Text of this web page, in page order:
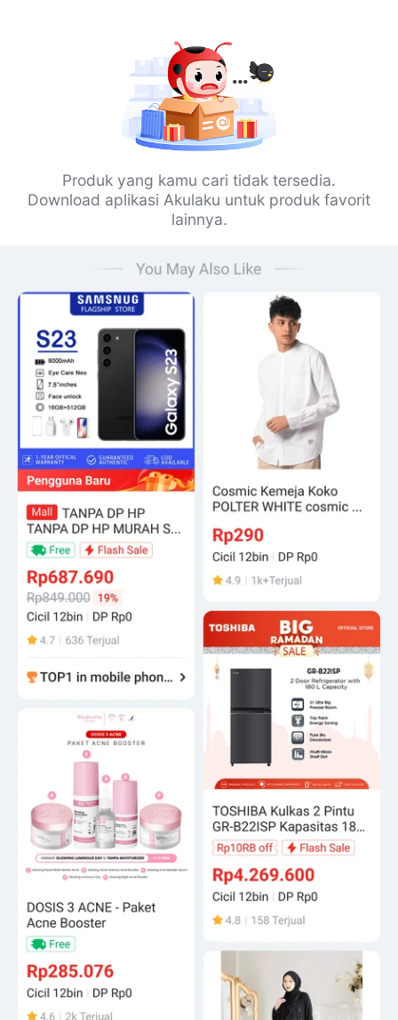
Produk yang kamu cari tidak tersedia.
Download aplikasi Akulaku untuk produk favorit
lainnya.